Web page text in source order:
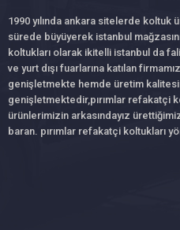
1990 yılında ankara sitelerde koltuk
sürede büyüyerek istanbul
koltukları olarak ikitelli istanbul da
ve yurt dışı fuarlarına katılan
genişletmekte hemde üretim
genişletmektedir,pırımlar refakatçi
ürünlerimizin arkasındayız
baran. pırımlar refakatçi koltukları